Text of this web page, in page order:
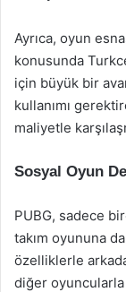
Ayrıca, oyun
konusunda
için büyük bir
kullanımı
maliyetle
Sosyal Oyun
PUBG, sadece
takım oyununa
özelliklerle
diğer